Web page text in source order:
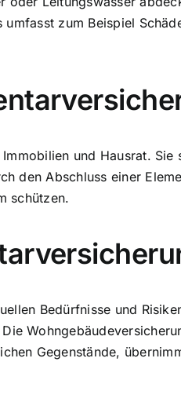
zum Beispiel
und Hausrat.
den Abschluss einer
schützen.
Bedürfnisse und
Gegenstände,